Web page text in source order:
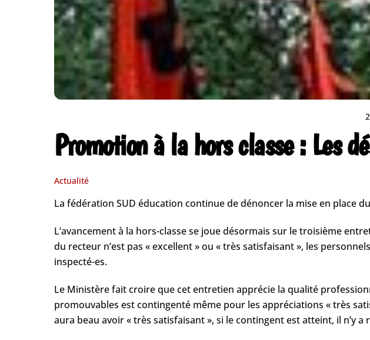
Promotion à la hors classe : Les
Actualité
La fédération SUD éducation continue de dénoncer la mise en place
L’avancement à la hors-classe se joue désormais sur le troisième
du recteur n’est pas « excellent » ou « très satisfaisant », les
inspecté-es.
Le Ministère fait croire que cet entretien apprécie la qualité
promouvables est contingenté même pour les appréciations « très
aura beau avoir « très satisfaisant », si le contingent est atteint, il n’y a